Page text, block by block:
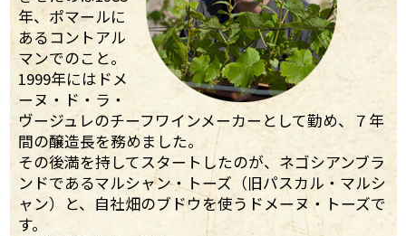
年、ポマールに
あるコントアル
マンでのこと。
1999年にはドメ
ーヌ・ド・ラ・
ヴージュレのチーフワインメーカーとして勤め、７年
間の醸造長を務めました。
その後満を持してスタートしたのが、ネゴシアンブラ
ンドであるマルシャン・トーズ（旧パスカル・マルシ
ャン）と、自社畑のブドウを使うドメーヌ・トーズで
す。